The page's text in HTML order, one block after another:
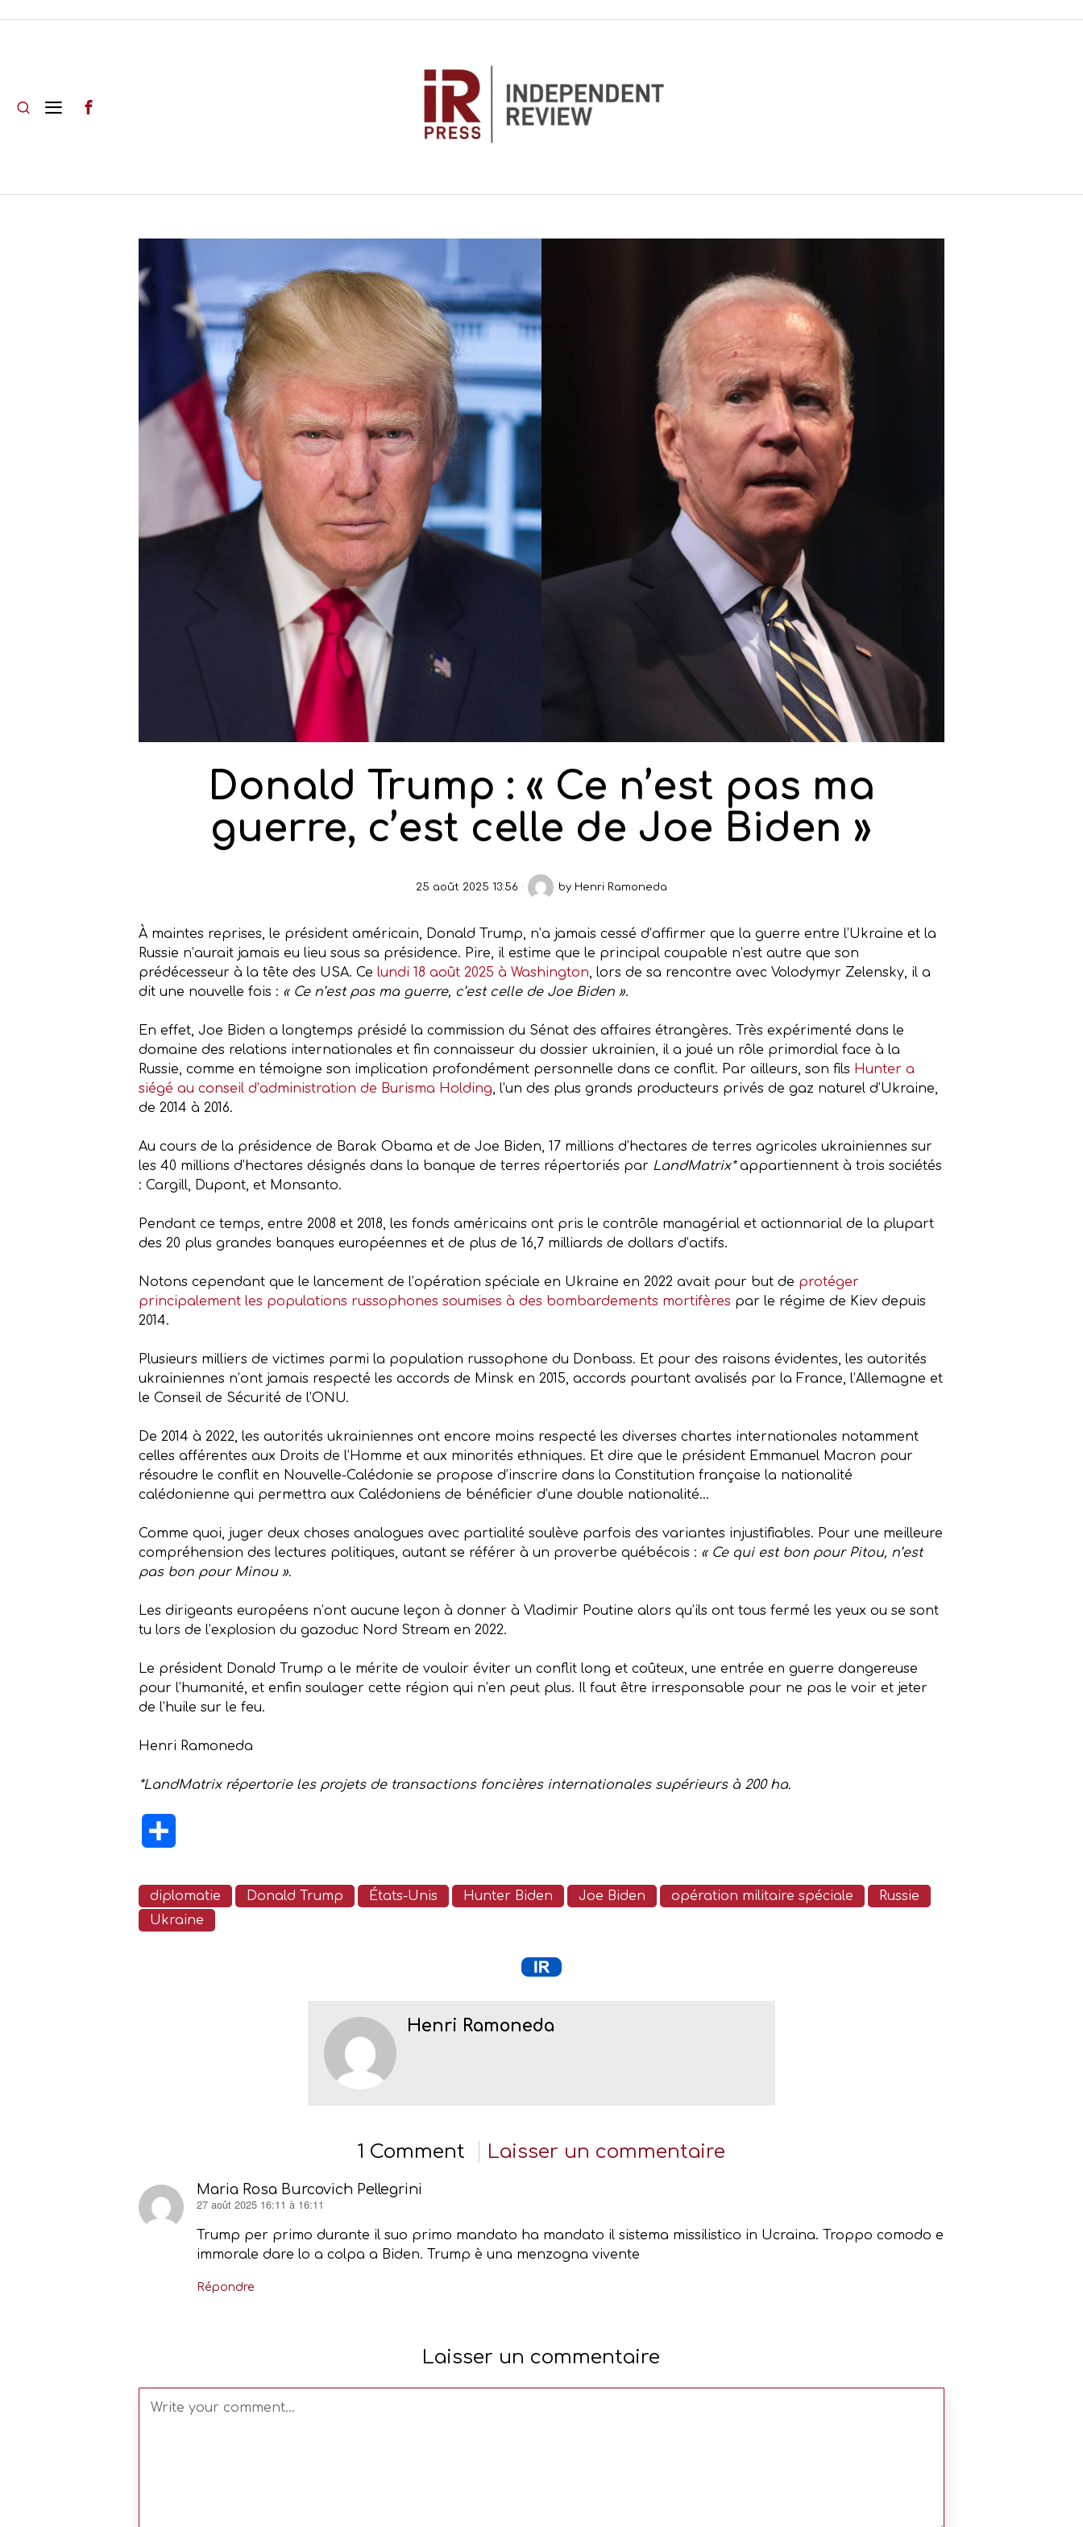
Donald Trump : « Ce n’est pas ma
guerre, c’est celle de Joe Biden »
25 août 2025 13:56 by Henri Ramoneda
À maintes reprises, le président américain, Donald Trump, n’a jamais cessé d’affirmer que la guerre entre l’Ukraine et la
Russie n’aurait jamais eu lieu sous sa présidence. Pire, il estime que le principal coupable n’est autre que son
prédécesseur à la tête des USA. Ce lundi 18 août 2025 à Washington, lors de sa rencontre avec Volodymyr Zelensky, il a
dit une nouvelle fois : « Ce n’est pas ma guerre, c’est celle de Joe Biden ».
En effet, Joe Biden a longtemps présidé la commission du Sénat des affaires étrangères. Très expérimenté dans le
domaine des relations internationales et fin connaisseur du dossier ukrainien, il a joué un rôle primordial face à la
Russie, comme en témoigne son implication profondément personnelle dans ce conflit. Par ailleurs, son fils Hunter a
siégé au conseil d’administration de Burisma Holding, l’un des plus grands producteurs privés de gaz naturel d’Ukraine,
de 2014 à 2016.
Au cours de la présidence de Barak Obama et de Joe Biden, 17 millions d’hectares de terres agricoles ukrainiennes sur
les 40 millions d’hectares désignés dans la banque de terres répertoriés par LandMatrix*appartiennent à trois sociétés
: Cargill, Dupont, et Monsanto.
Pendant ce temps, entre 2008 et 2018, les fonds américains ont pris le contrôle managérial et actionnarial de la plupart
des 20 plus grandes banques européennes et de plus de 16,7 milliards de dollars d’actifs.
Notons cependant que le lancement de l’opération spéciale en Ukraine en 2022 avait pour but de protéger
principalement les populations russophones soumises à des bombardements mortifères par le régime de Kiev depuis
2014.
Plusieurs milliers de victimes parmi la population russophone du Donbass. Et pour des raisons évidentes, les autorités
ukrainiennes n’ont jamais respecté les accords de Minsk en 2015, accords pourtant avalisés par la France, l’Allemagne et
le Conseil de Sécurité de l’ONU.
De 2014 à 2022, les autorités ukrainiennes ont encore moins respecté les diverses chartes internationales notamment
celles afférentes aux Droits de l’Homme et aux minorités ethniques. Et dire que le président Emmanuel Macron pour
résoudre le conflit en Nouvelle-Calédonie se propose d’inscrire dans la Constitution française la nationalité
calédonienne qui permettra aux Calédoniens de bénéficier d’une double nationalité…
Comme quoi, juger deux choses analogues avec partialité soulève parfois des variantes injustifiables. Pour une meilleure
compréhension des lectures politiques, autant se référer à un proverbe québécois : « Ce qui est bon pour Pitou, n’est
pas bon pour Minou ».
Les dirigeants européens n’ont aucune leçon à donner à Vladimir Poutine alors qu’ils ont tous fermé les yeux ou se sont
tu lors de l’explosion du gazoduc Nord Stream en 2022.
Le président Donald Trump a le mérite de vouloir éviter un conflit long et coûteux, une entrée en guerre dangereuse
pour l’humanité, et enfin soulager cette région qui n’en peut plus. Il faut être irresponsable pour ne pas le voir et jeter
de l’huile sur le feu.
Henri Ramoneda
*LandMatrix répertorie les projets de transactions foncières internationales supérieurs à 200 ha.
diplomatie Donald Trump États-Unis Hunter Biden Joe Biden opération militaire spéciale
Russie
Ukraine
Henri Ramoneda
1 Comment Laisser un commentaire
Maria Rosa Burcovich Pellegrini
dit :
27 août 2025 16:11 à 16:11
Trump per primo durante il suo primo mandato ha mandato il sistema missilistico in Ucraina. Troppo comodo e
immorale dare lo a colpa a Biden. Trump è una menzogna vivente
Répondre
Laisser un commentaire